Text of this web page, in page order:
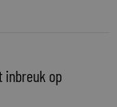
inbreuk op